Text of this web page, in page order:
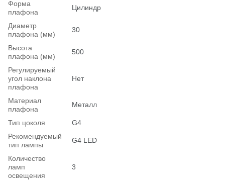
Форма
плафона
Цилиндр
Диаметр
плафона (мм)
30
Высота
плафона (мм)
500
Регулируемый
угол наклона
плафона
Нет
Материал
плафона
Металл
Тип цоколя
G4
Рекомендуемый
тип лампы
G4 LED
Количество
ламп
освещения
3